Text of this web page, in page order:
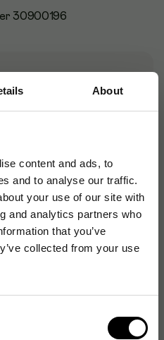
About
content and ads, to
and to analyse our traffic.
your use of our site with
and analytics partners who
that you’ve
collected from your use
30900196
Nej